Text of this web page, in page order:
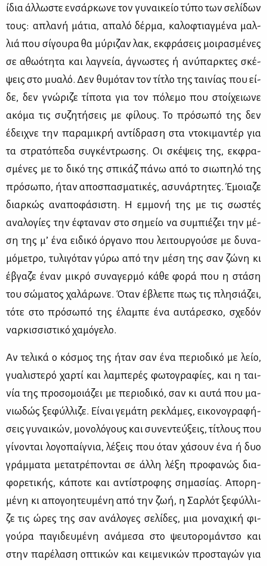
ίδια άλ­λω­στε εν­σάρ­κω­νε τον γυ­ναι­κείο τύ­πο των σε­λί­δων
τους: απλα­νή μά­τια, απα­λό δέρ­μα, κα­λο­φτιαγ­μέ­να μαλ­
λιά που σί­γου­ρα θα μύ­ρι­ζαν λακ, εκ­φρά­σεις μοι­ρα­σμέ­νες
σε αθω­ό­τη­τα και λα­γνεία, άγνω­στες ή ανύ­παρ­κτες σκέ­
ψεις στο μυα­λό. Δεν θυ­μό­ταν τον τί­τλο της ται­νί­ας που εί­
δε, δεν γνώ­ρι­ζε τί­πο­τα για τον πό­λε­μο που στοί­χειω­νε
ακό­μα τις συ­ζη­τή­σεις με φί­λους. Το πρό­σω­πό της δεν
έδει­χνε την πα­ρα­μι­κρή αντί­δρα­ση στα ντο­κι­μα­ντέρ για
τα στρα­τό­πε­δα συ­γκέ­ντρω­σης. Οι σκέ­ψεις της, εκ­φρα­
σμέ­νες με το δι­κό της σπι­κάζ πά­νω από το σιω­πη­λό της
πρό­σω­πο, ήταν απο­σπα­σμα­τι­κές, ασυ­νάρ­τη­τες. Έμοια­ζε
διαρ­κώς ανα­πο­φά­σι­στη. Η εμ­μο­νή της με τις σω­στές
ανα­λο­γί­ες την έφτα­ναν στο ση­μείο να συ­μπιέ­ζει την μέ­
ση της μ’ ένα ει­δι­κό όρ­γα­νο που λει­τουρ­γού­σε με δυ­να­
μό­με­τρο, τυ­λι­γό­ταν γύ­ρω από την μέ­ση της σαν ζώ­νη κι
έβγα­ζε έναν μι­κρό συ­να­γερ­μό κά­θε φο­ρά που η στά­ση
του σώ­μα­τος χα­λά­ρω­νε. Όταν έβλε­πε πως τις πλη­σιά­ζει,
τό­τε στο πρό­σω­πό της έλα­μπε ένα αυ­τά­ρε­σκο, σχε­δόν
ναρ­κισ­σι­στι­κό χα­μό­γε­λο.
Αν τε­λι­κά ο κό­σμος της ήταν σαν ένα πε­ριο­δι­κό με λείο,
γυα­λι­στε­ρό χαρ­τί και λα­μπε­ρές φω­το­γρα­φί­ες, και η ται­
νία της προ­σο­μοιά­ζει με πε­ριο­δι­κό, σαν κι αυ­τά που μα­
νιω­δώς ξε­φύλ­λι­ζε. Εί­ναι γε­μά­τη ρε­κλά­μες, ει­κο­νο­γρα­φή­
σεις γυ­ναι­κών, μο­νο­λό­γους και συ­νε­ντεύ­ξεις, τί­τλους που
γί­νο­νται λο­γο­παί­γνια, λέ­ξεις που όταν χά­σουν ένα ή δυο
γράμ­μα­τα με­τα­τρέ­πο­νται σε άλ­λη λέ­ξη προ­φα­νώς δια­
φο­ρε­τι­κής, κά­πο­τε και αντί­στρο­φης ση­μα­σί­ας. Απο­ρη­
μέ­νη κι απο­γοη­τευ­μέ­νη από την ζωή, η Σαρ­λότ ξε­φύλ­λι­
ζε τις ώρες της σαν ανά­λο­γες σε­λί­δες, μια μο­να­χι­κή φι­
γού­ρα πα­γι­δευ­μέ­νη ανά­με­σα στο ψευ­το­ρο­μάν­τσο και
στην πα­ρέ­λα­ση οπτι­κών και κει­με­νι­κών προ­στα­γών για